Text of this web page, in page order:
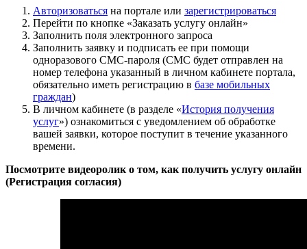
Авторизоваться на портале или зарегистрироваться
Перейти по кнопке «Заказать услугу онлайн»
Заполнить поля электронного запроса
Заполнить заявку и подписать ее при помощи
одноразового СМС-пароля (СМС будет отправлен на
номер телефона указанный в личном кабинете портала,
обязательно иметь регистрацию в базе мобильных
граждан)
В личном кабинете (в разделе «История получения
услуг») ознакомиться с уведомлением об обработке
вашей заявки, которое поступит в течение указанного
времени.
Посмотрите видеоролик о том, как получить услугу онлайн
(Регистрация согласия)